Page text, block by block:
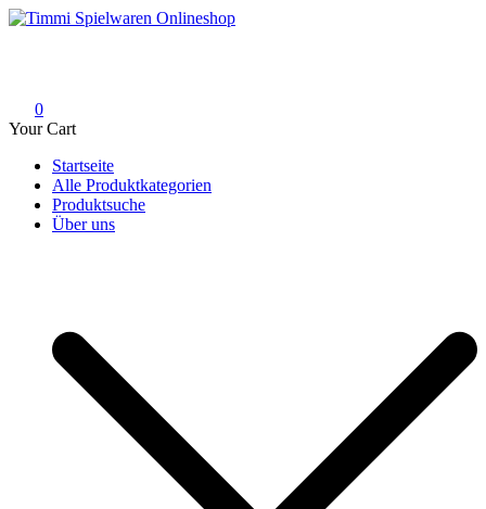
Skip
0
Your Cart
Startseite
Alle Produktkategorien
Produktsuche
Über uns